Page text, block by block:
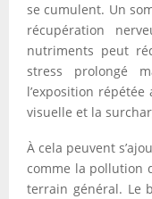
se cumulent. Un
récupération
nutriments peut
stress prolongé
l’exposition
visuelle et la
À cela peuvent
comme la pollution
terrain général. Le